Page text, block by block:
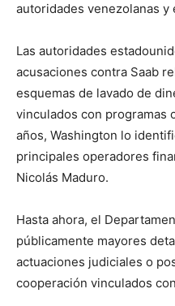
autoridades venezolanas y
Las autoridades
acusaciones contra Saab
esquemas de lavado de
vinculados con programas
años, Washington lo
principales operadores
Nicolás Maduro.
Hasta ahora, el
públicamente mayores
actuaciones judiciales o
cooperación vinculados